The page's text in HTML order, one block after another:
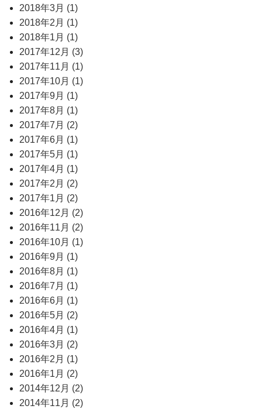
2018年3月 (1)
2018年2月 (1)
2018年1月 (1)
2017年12月 (3)
2017年11月 (1)
2017年10月 (1)
2017年9月 (1)
2017年8月 (1)
2017年7月 (2)
2017年6月 (1)
2017年5月 (1)
2017年4月 (1)
2017年2月 (2)
2017年1月 (2)
2016年12月 (2)
2016年11月 (2)
2016年10月 (1)
2016年9月 (1)
2016年8月 (1)
2016年7月 (1)
2016年6月 (1)
2016年5月 (2)
2016年4月 (1)
2016年3月 (2)
2016年2月 (1)
2016年1月 (2)
2014年12月 (2)
2014年11月 (2)